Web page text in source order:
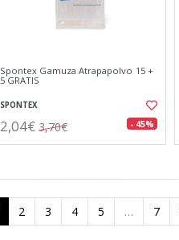
Spontex Gamuza Atrapapolvo 15 +
5 GRATIS
SPONTEX
2,04€ 3,70€ - 45%
2 3 4 5 … 7